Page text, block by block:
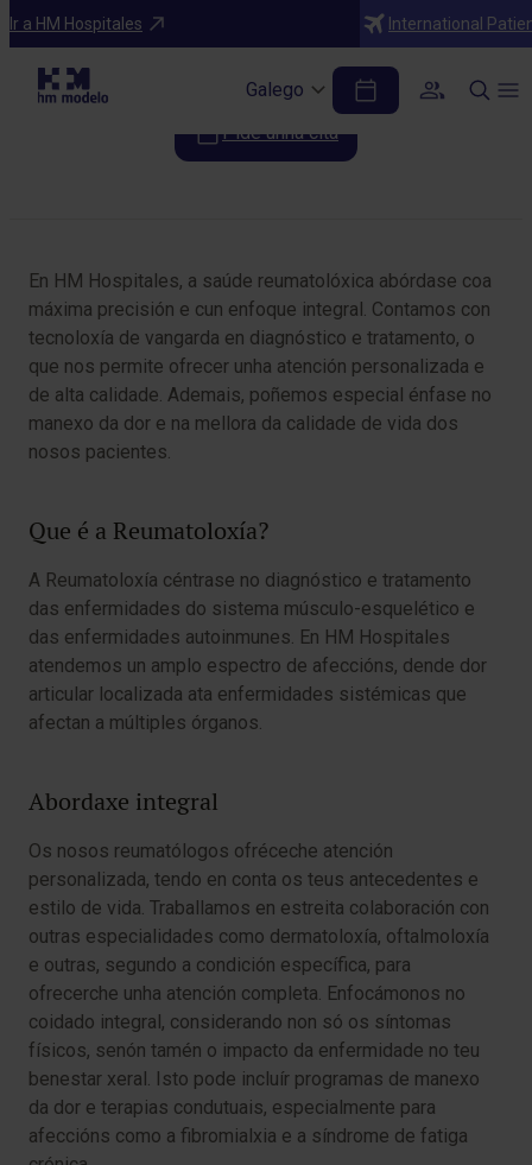
Ir a HM Hospitales International
Galego
Especialidades
Reumatoloxía
Pide unha cita
En HM Hospitales, a saúde reumatolóxica abórdase coa
máxima precisión e cun enfoque integral. Contamos con
tecnoloxía de vangarda en diagnóstico e tratamento, o
que nos permite ofrecer unha atención personalizada e
de alta calidade. Ademais, poñemos especial énfase no
manexo da dor e na mellora da calidade de vida dos
nosos pacientes.
Que é a Reumatoloxía?
A Reumatoloxía céntrase no diagnóstico e tratamento
das enfermidades do sistema músculo-esquelético e
das enfermidades autoinmunes. En HM Hospitales
atendemos un amplo espectro de afeccións, dende dor
articular localizada ata enfermidades sistémicas que
afectan a múltiples órganos.
Abordaxe integral
Os nosos reumatólogos ofréceche atención
personalizada, tendo en conta os teus antecedentes e
estilo de vida. Traballamos en estreita colaboración con
outras especialidades como dermatoloxía, oftalmoloxía
e outras, segundo a condición específica, para
ofrecerche unha atención completa. Enfocámonos no
coidado integral, considerando non só os síntomas
físicos, senón tamén o impacto da enfermidade no teu
benestar xeral. Isto pode incluír programas de manexo
da dor e terapias condutuais, especialmente para
afeccións como a fibromialxia e a síndrome de fatiga